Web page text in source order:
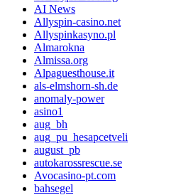
AI News
Allyspin-casino.net
Allyspinkasyno.pl
Almarokna
Almissa.org
Alpaguesthouse.it
als-elmshorn-sh.de
anomaly-power
asino1
aug_bh
aug_pu_hesapcetveli
august_pb
autokarossrescue.se
Avocasino-pt.com
bahsegel